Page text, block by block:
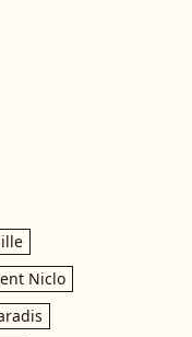
Niclo